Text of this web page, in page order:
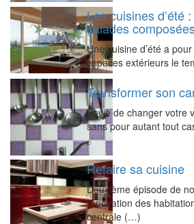
Les cuisines d’été
salades
Une cuisine d’été a
espaces extérieurs le
Transformer son
Envie de changer votre
sans pour autant tout
Refaire sa cuisine
Deuxième épisode de
rénovation des
centrale (…)